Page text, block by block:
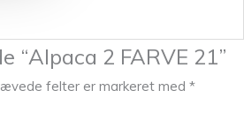
2 FARVE 21”
felter er markeret med *